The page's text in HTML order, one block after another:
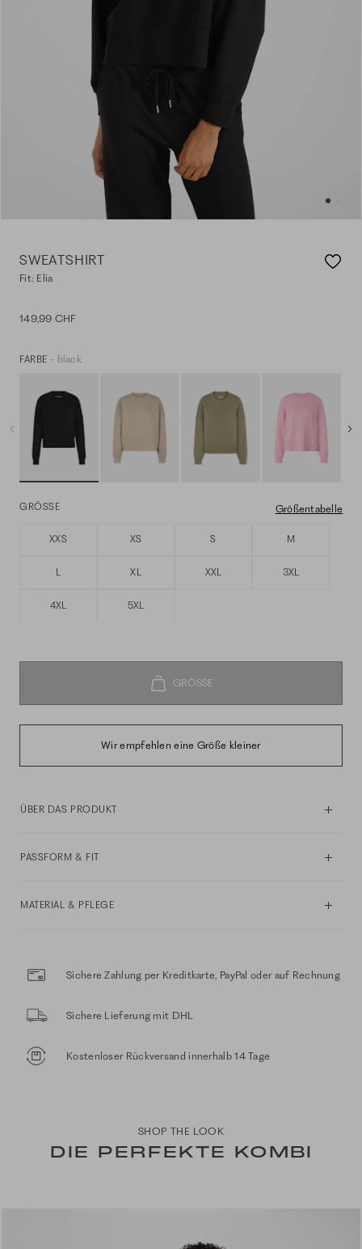
SWEATSHIRT
Fit: Elia
149,99 CHF
FARBE - black
GRÖSSE Größentabelle
XXS XS S M
L XL XXL 3XL
4XL 5XL
Wir empfehlen eine Größe kleiner
ÜBER DAS PRODUKT
PASSFORM & FIT
MATERIAL & PFLEGE
Sichere Zahlung per Kreditkarte, PayPal oder auf Rechnung
Sichere Lieferung mit DHL
Kostenloser Rückversand innerhalb 14 Tage
SHOP THE LOOK
DIE PERFEKTE KOMBI